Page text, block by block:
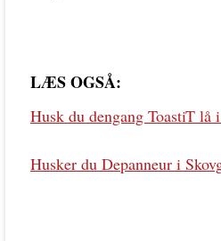
LÆS OGSÅ:
Husk du dengang ToastiT lå
Husker du Depanneur i